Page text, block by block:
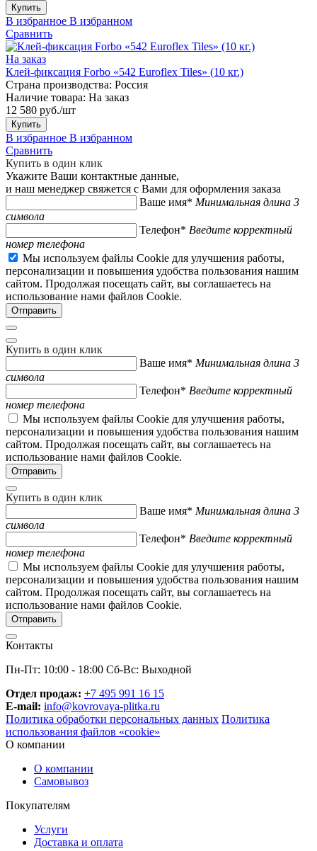
Купить
В избранное В избранном
Сравнить
На заказ
Клей-фиксация Forbo «542 Euroflex Tiles» (10 кг.)
Страна производства: Россия
Наличие товара: На заказ
12 580 руб./шт
Купить
В избранное В избранном
Сравнить
Купить в один клик
Укажите Ваши контактные данные,
и наш менеджер свяжется с Вами для оформления заказа
Ваше имя* Минимальная длина 3
символа
Телефон* Введите корректный
номер телефона
Мы используем файлы Cookie для улучшения работы,
персонализации и повышения удобства пользования нашим
сайтом. Продолжая посещать сайт, вы соглашаетесь на
использование нами файлов Cookie.
Купить в один клик
Ваше имя* Минимальная длина 3
символа
Телефон* Введите корректный
номер телефона
Мы используем файлы Cookie для улучшения работы,
персонализации и повышения удобства пользования нашим
сайтом. Продолжая посещать сайт, вы соглашаетесь на
использование нами файлов Cookie.
Купить в один клик
Ваше имя* Минимальная длина 3
символа
Телефон* Введите корректный
номер телефона
Мы используем файлы Cookie для улучшения работы,
персонализации и повышения удобства пользования нашим
сайтом. Продолжая посещать сайт, вы соглашаетесь на
использование нами файлов Cookie.
Контакты
Пн-Пт: 10:00 - 18:00 Сб-Вс: Выходной
Отдел продаж: +7 495 991 16 15
E-mail: info@kovrovaya-plitka.ru
Политика обработки персональных данных Политика
использования файлов «cookie»
О компании
О компании
Самовывоз
Покупателям
Услуги
Доставка и оплата